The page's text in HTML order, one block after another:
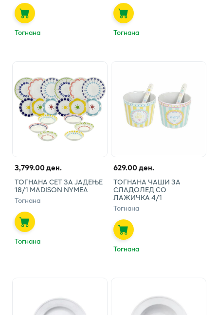
Тогнана Тогнана
3,799.00 ден.
ТОГНАНА СЕТ ЗА ЈАДЕЊЕ
18/1 MADISON NYMEA
Тогнана
Тогнана
629.00 ден.
ТОГНАНА ЧАШИ ЗА
СЛАДОЛЕД СО
ЛАЖИЧКА 4/1
Тогнана
Тогнана